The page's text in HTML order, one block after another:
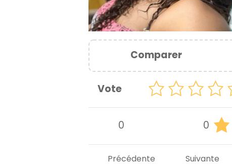
Comparer
Vote
0 0
Suivante
Précédente